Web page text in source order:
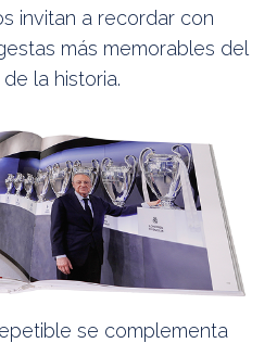
invitan a recordar con
más memorables del
la historia.
se complementa